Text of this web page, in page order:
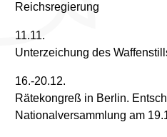
Reichsregierung
11.11.
Unterzeichung des
16.-20.12.
Rätekongreß in Berlin.
Nationalversammlung am